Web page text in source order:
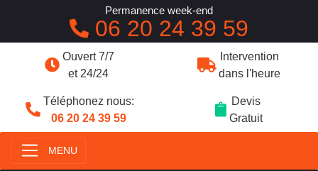
Ouvert 7/7
et 24/24
Intervention
dans l'heure
Téléphonez nous:
06 20 24 39 59
Devis
Gratuit
MENU
Permanence week-end
06 20 24 39 59